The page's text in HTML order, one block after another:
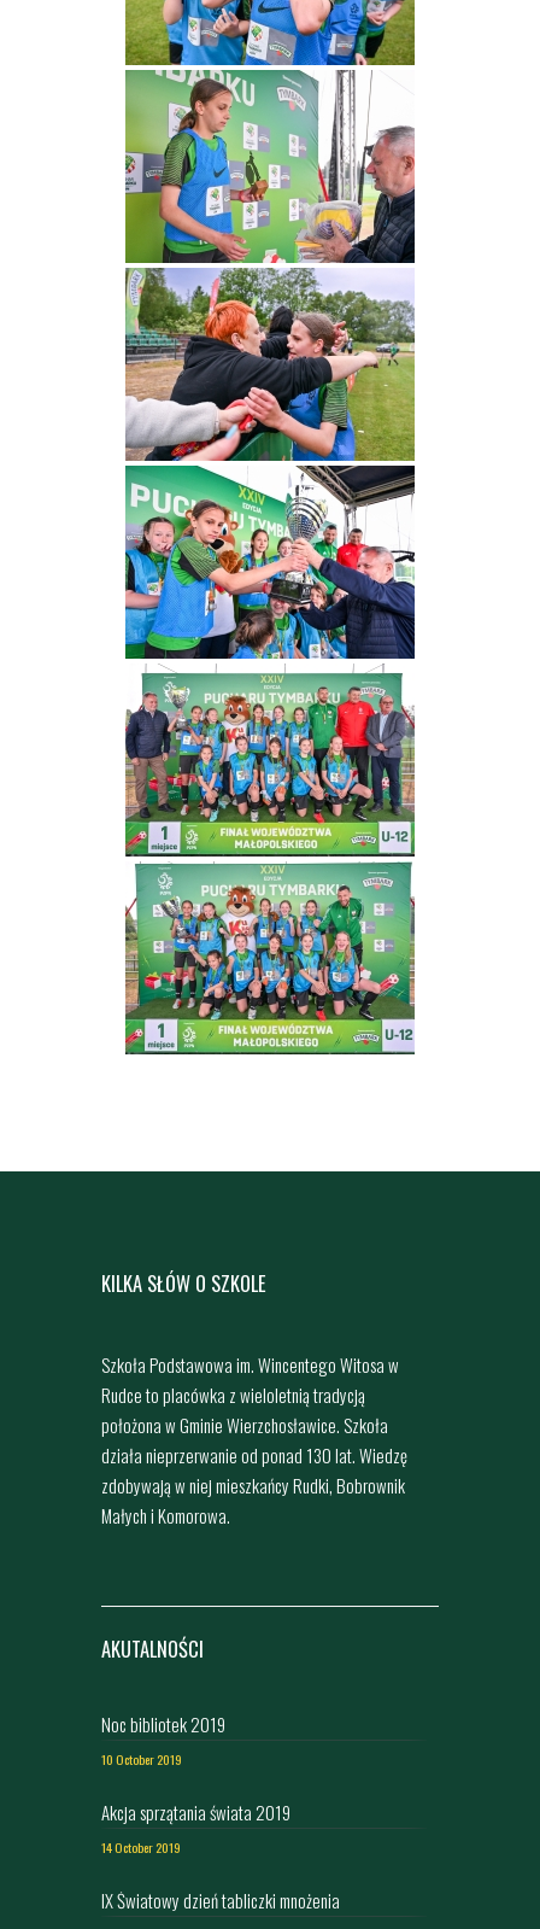
KILKA SŁÓW O SZKOLE
Szkoła Podstawowa im. Wincentego Witosa w
Rudce to placówka z wieloletnią tradycją
położona w Gminie Wierzchosławice. Szkoła
działa nieprzerwanie od ponad 130 lat. Wiedzę
zdobywają w niej mieszkańcy Rudki, Bobrownik
Małych i Komorowa.
AKUTALNOŚCI
Noc bibliotek 2019
10 October 2019
Akcja sprzątania świata 2019
14 October 2019
IX Światowy dzień tabliczki mnożenia